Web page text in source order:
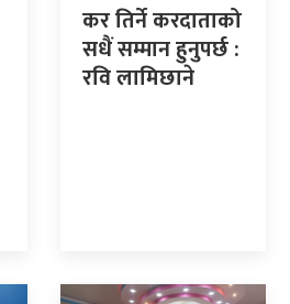
कर तिर्ने करदाताको
सधैं सम्मान हुनुपर्छ :
रवि लामिछाने